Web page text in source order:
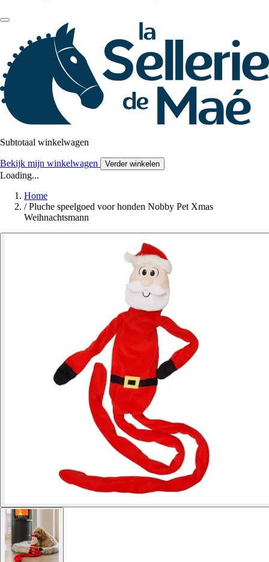
Subtotaal winkelwagen
Bekijk mijn winkelwagen Verder winkelen
Loading...
Home
/ Pluche speelgoed voor honden Nobby Pet Xmas
Weihnachtsmann